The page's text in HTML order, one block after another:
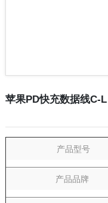
苹果PD快充数据线C-L
产品型号
产品品牌